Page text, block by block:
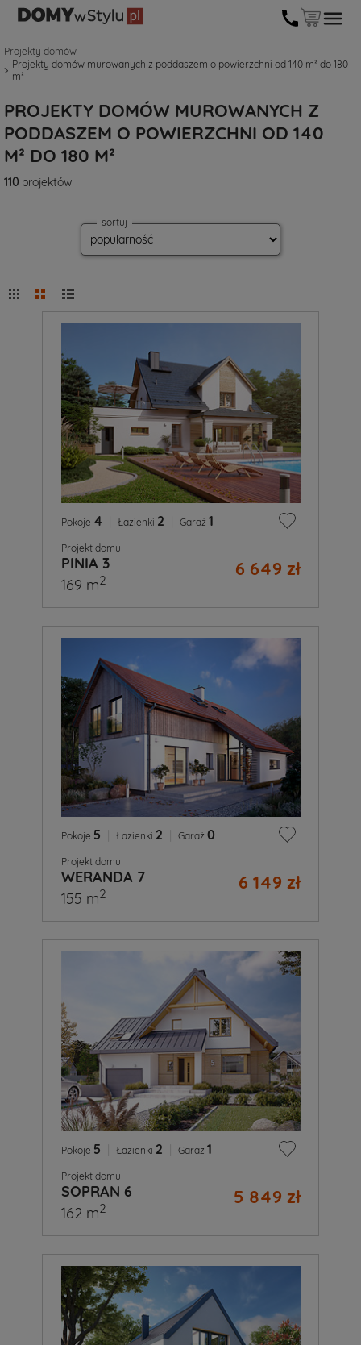
Projekty domów
Projekty domów murowanych z poddaszem o powierzchni od 140 m² do 180
m²
PROJEKTY DOMÓW MUROWANYCH Z
PODDASZEM O POWIERZCHNI OD 140
M² DO 180 M²
110 projektów
sortuj
Pokoje 4 Łazienki 2 Garaż 1
Projekt domu
PINIA 3 6 649 zł
169 m2
Pokoje 5 Łazienki 2 Garaż 0
Projekt domu
WERANDA 7 6 149 zł
155 m2
Pokoje 5 Łazienki 2 Garaż 1
Projekt domu
SOPRAN 6 5 849 zł
162 m2